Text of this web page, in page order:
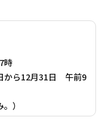
時
から12月31日 午前9
）